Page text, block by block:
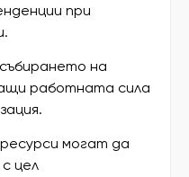
при
на
работната сила
могат да
цел